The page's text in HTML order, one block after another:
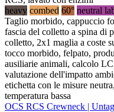
heavy combed 60° neutral
Taglio morbido, cappuccio
fascia del colletto a spina di
colletto, 2x1 maglia a coste
tocco morbido, felpato,
ausiliarie animali, calcolo
valutazione dell'impatto
etichetta con le misure
temperatura bassa
OCS RCS Crewneck |